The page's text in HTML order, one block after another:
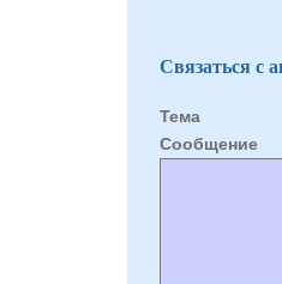
Связаться с
Тема
Cообщение